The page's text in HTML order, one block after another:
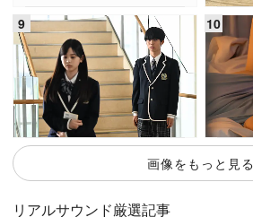
画像をもっと見る
リアルサウンド厳選記事